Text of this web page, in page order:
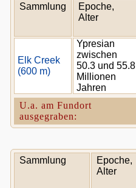
Sammlung
Epoche,
Alter
Elk Creek
(600 m)
Ypresian
zwischen
50.3 und 55.8
Millionen
Jahren
U.a. am Fundort
ausgegraben:
Sammlung
Epoche,
Alter